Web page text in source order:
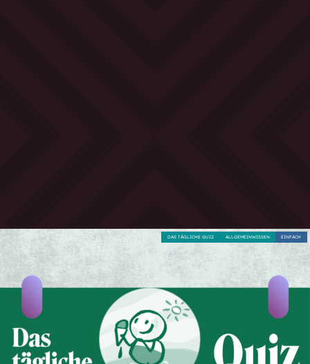
EINFACH
ALLGEMEINWISSEN
DAS TÄGLICHE QUIZ